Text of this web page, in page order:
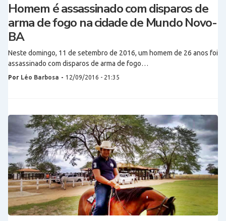
Homem é assassinado com disparos de
arma de fogo na cidade de Mundo Novo-
BA
Neste domingo, 11 de setembro de 2016, um homem de 26 anos foi
assassinado com disparos de arma de fogo…
Por Léo Barbosa - 12/09/2016 - 21:35